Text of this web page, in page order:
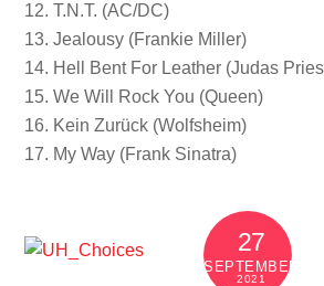
12. T.N.T. (AC/DC)
13. Jealousy (Frankie Miller)
14. Hell Bent For Leather (Judas
15. We Will Rock You (Queen)
16. Kein Zurück (Wolfsheim)
17. My Way (Frank Sinatra)
27
SEPTEMBER
2021